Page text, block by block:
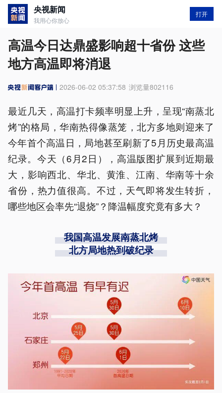
央视新闻
我用心你放心
打开
高温今日达鼎盛影响超十省份 这些
地方高温即将消退
2026-06-02 05:37:58 浏览量802116
最近几天，高温打卡频率明显上升，呈现“南蒸北
烤”的格局，华南热得像蒸笼，北方多地则迎来了
今年首个高温日，局地甚至刷新了5月历史最高温
纪录。今天（6月2日），高温版图扩展到近期最
大，影响西北、华北、黄淮、江南、华南等十余
省份，热力值很高。不过，天气即将发生转折，
哪些地区会率先“退烧”？降温幅度究竟有多大？
我国高温发展南蒸北烤
北方局地热到破纪录